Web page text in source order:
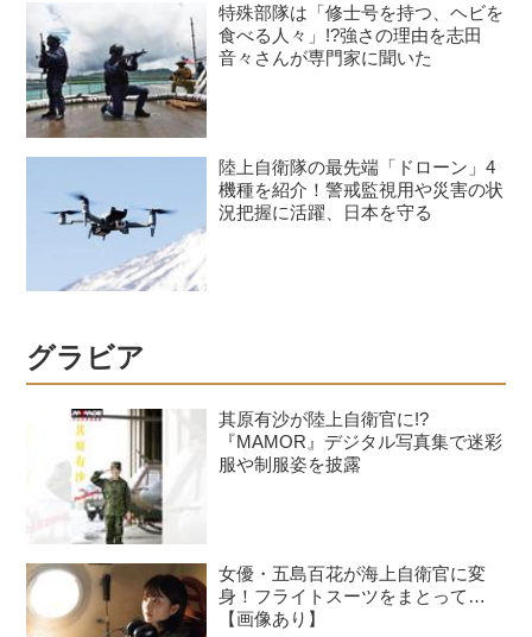
特殊部隊は「修士号を持つ、ヘビを
食べる人々」!?強さの理由を志田
音々さんが専門家に聞いた
陸上自衛隊の最先端「ドローン」4
機種を紹介！警戒監視用や災害の状
況把握に活躍、日本を守る
グラビア
其原有沙が陸上自衛官に!?
『MAMOR』デジタル写真集で迷彩
服や制服姿を披露
女優・五島百花が海上自衛官に変
身！フライトスーツをまとって…
【画像あり】